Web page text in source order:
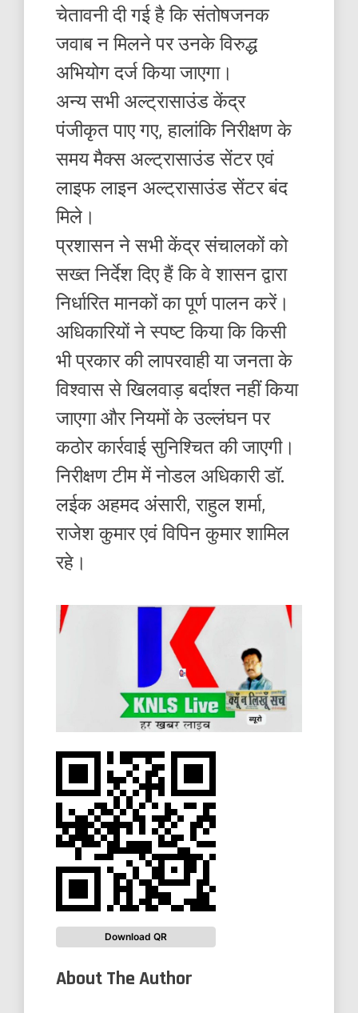
चेतावनी दी गई है कि संतोषजनक
जवाब न मिलने पर उनके विरुद्ध
अभियोग दर्ज किया जाएगा।
अन्य सभी अल्ट्रासाउंड केंद्र
पंजीकृत पाए गए, हालांकि निरीक्षण के
समय मैक्स अल्ट्रासाउंड सेंटर एवं
लाइफ लाइन अल्ट्रासाउंड सेंटर बंद
मिले।
प्रशासन ने सभी केंद्र संचालकों को
सख्त निर्देश दिए हैं कि वे शासन द्वारा
निर्धारित मानकों का पूर्ण पालन करें।
अधिकारियों ने स्पष्ट किया कि किसी
भी प्रकार की लापरवाही या जनता के
विश्वास से खिलवाड़ बर्दाश्त नहीं किया
जाएगा और नियमों के उल्लंघन पर
कठोर कार्रवाई सुनिश्चित की जाएगी।
निरीक्षण टीम में नोडल अधिकारी डॉ.
लईक अहमद अंसारी, राहुल शर्मा,
राजेश कुमार एवं विपिन कुमार शामिल
रहे।
Download QR
About The Author